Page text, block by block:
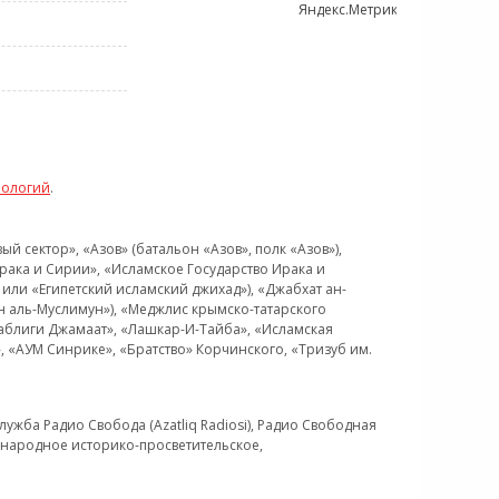
.
«Азов» (батальон «Азов», полк «Азов»),
и Сирии», «Исламское Государство Ирака и
«Египетский исламский джихад»), «Джабхат ан-
Муслимун»), «Меджлис крымско-татарского
Джамаат», «Лашкар-И-Тайба», «Исламская
Синрике», «Братство» Корчинского, «Тризуб им.
Радио Свобода (Azatliq Radiosi), Радио Свободная
историко-просветительское,